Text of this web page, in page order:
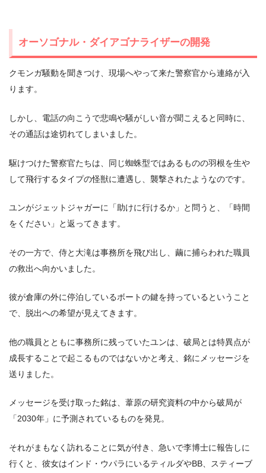
オーソゴナル・ダイアゴナライザーの開発
クモンガ騒動を聞きつけ、現場へやって来た警察官から連絡が入
ります。
しかし、電話の向こうで悲鳴や騒がしい音が聞こえると同時に、
その通話は途切れてしまいました。
駆けつけた警察官たちは、同じ蜘蛛型ではあるものの羽根を生や
して飛行するタイプの怪獣に遭遇し、襲撃されたようなのです。
ユンがジェットジャガーに「助けに行けるか」と問うと、「時間
をください」と返ってきます。
その一方で、侍と大滝は事務所を飛び出し、繭に捕らわれた職員
の救出へ向かいました。
彼が倉庫の外に停泊しているボートの鍵を持っているということ
で、脱出への希望が見えてきます。
他の職員とともに事務所に残っていたユンは、破局とは特異点が
成長することで起こるものではないかと考え、銘にメッセージを
送りました。
メッセージを受け取った銘は、葦原の研究資料の中から破局が
「2030年」に予測されているものを発見。
それがまもなく訪れることに気が付き、急いで李博士に報告しに
行くと、彼女はインド・ウパラにいるティルダやBB、スティーブ